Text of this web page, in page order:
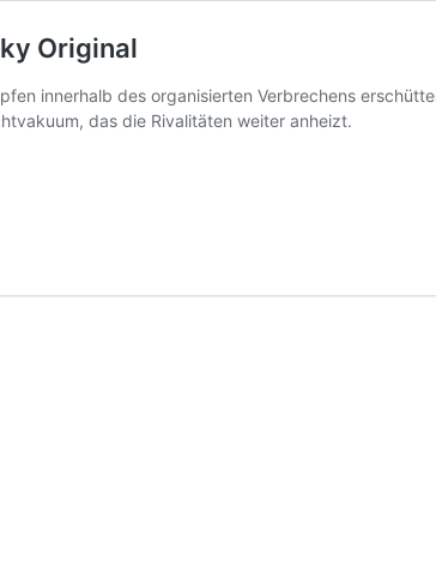
Original
innerhalb des organisierten Verbrechens
das die Rivalitäten weiter anheizt.